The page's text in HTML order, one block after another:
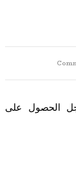
الحصول على